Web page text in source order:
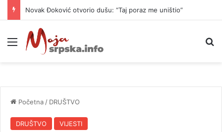
Novak Đoković otvorio dušu: “Taj poraz me uništio”
Meni
Početna / DRUŠTVO
DRUŠTVO VIJESTI